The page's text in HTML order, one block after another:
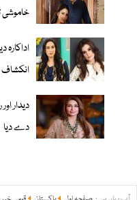
خاموشی
اداکارہ
دیدار
دے دیا